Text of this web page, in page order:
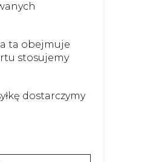
ta obejmuje
stosujemy
dostarczymy